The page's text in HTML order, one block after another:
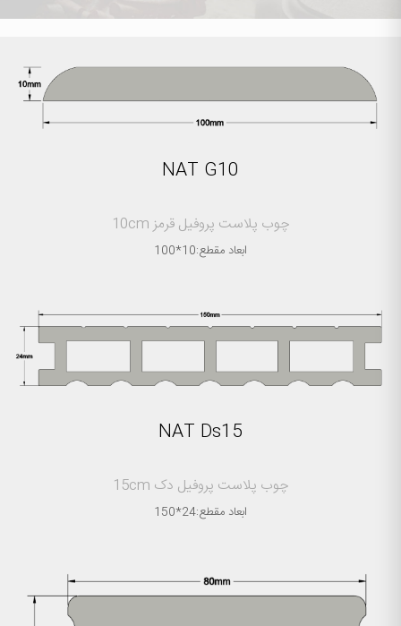
NAT G10
چوب پلاست پروفیل قرمز 10cm
ابعاد مقطع:10*100
NAT Ds15
چوب پلاست پروفیل دک 15cm
ابعاد مقطع:24*150